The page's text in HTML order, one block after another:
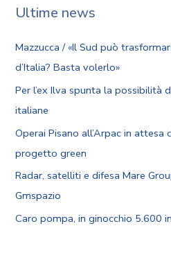
Ultime news
Mazzucca / «Il Sud può
d’Italia? Basta volerlo»
Per l’ex Ilva spunta la possibilità
italiane
Operai Pisano all’Arpac in
progetto green
Radar, satelliti e difesa Mare
Gmspazio
Caro pompa, in ginocchio 5.600